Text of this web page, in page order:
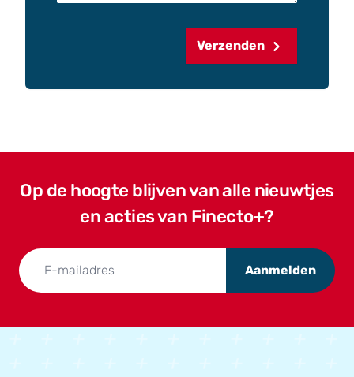
Verzenden
Op de hoogte blijven van alle nieuwtjes
en acties van Finecto+?
Aanmelden